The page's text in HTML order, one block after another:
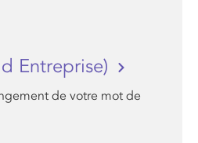
Entreprise)
de votre mot de